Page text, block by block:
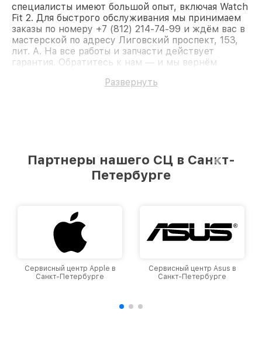
специалисты имеют большой опыт, включая Watch
Fit 2. Для быстрого обслуживания мы принимаем
заказы по номеру +7 (812) 214-74-99 и ждём вас в
мастерской по адресу Лиговский проспект, 153,
лит. А. На все работы и запчасти действует
гарантия. Обратитесь к нам — и мы вернём
Развернуть
Партнеры нашего СЦ в Санкт-
Петербурге
Сервисный центр Apple в
Санкт-Петербурге
Сервисный центр Asus в
Санкт-Петербурге